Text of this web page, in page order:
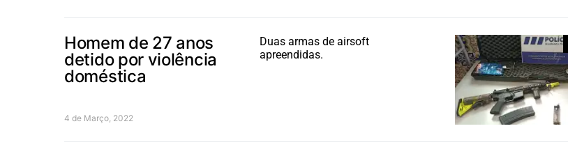
Homem de 27 anos
detido por violência
doméstica
Duas armas de airsoft
apreendidas.
4 de Março, 2022